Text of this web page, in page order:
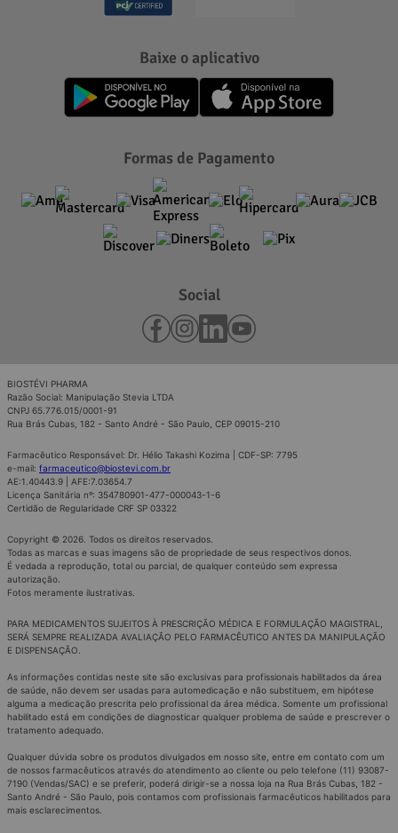
Baixe o aplicativo
Formas de Pagamento
Social
BIOSTÉVI PHARMA
Razão Social: Manipulação Stevia LTDA
CNPJ 65.776.015/0001-91
Rua Brás Cubas, 182 - Santo André - São Paulo, CEP 09015-210
Farmacêutico Responsável: Dr. Hélio Takashi Kozima | CDF-SP: 7795
e-mail: farmaceutico@biostevi.com.br
AE:1.40443.9 | AFE:7.03654.7
Licença Sanitária nº: 354780901-477-000043-1-6
Certidão de Regularidade CRF SP 03322
Copyright © 2026. Todos os direitos reservados.
Todas as marcas e suas imagens são de propriedade de seus respectivos donos.
É vedada a reprodução, total ou parcial, de qualquer conteúdo sem expressa
autorização.
Fotos meramente ilustrativas.
PARA MEDICAMENTOS SUJEITOS À PRESCRIÇÃO MÉDICA E FORMULAÇÃO MAGISTRAL,
SERÁ SEMPRE REALIZADA AVALIAÇÃO PELO FARMACÊUTICO ANTES DA MANIPULAÇÃO
E DISPENSAÇÃO.
As informações contidas neste site são exclusivas para profissionais habilitados da área
de saúde, não devem ser usadas para automedicação e não substituem, em hipótese
alguma a medicação prescrita pelo profissional da área médica. Somente um profissional
habilitado está em condições de diagnosticar qualquer problema de saúde e prescrever o
tratamento adequado.
Qualquer dúvida sobre os produtos divulgados em nosso site, entre em contato com um
de nossos farmacêuticos através do atendimento ao cliente ou pelo telefone (11) 93087-
7190 (Vendas/SAC) e se preferir, poderá dirigir-se a nossa loja na Rua Brás Cubas, 182 -
Santo André - São Paulo, pois contamos com profissionais farmacêuticos habilitados para
mais esclarecimentos.